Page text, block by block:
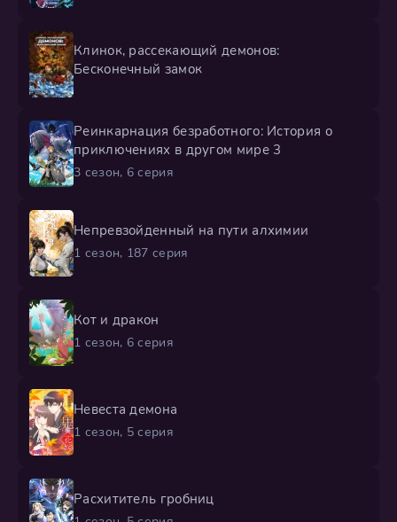
Клинок, рассекающий демонов:
Бесконечный замок
Реинкарнация безработного: История о
приключениях в другом мире 3
3 сезон, 6 серия
Непревзойденный на пути алхимии
1 сезон, 187 серия
Кот и дракон
1 сезон, 6 серия
Невеста демона
1 сезон, 5 серия
Расхититель гробниц